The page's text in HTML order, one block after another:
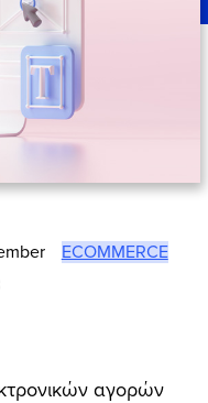
ECOMMERCE
αγορών